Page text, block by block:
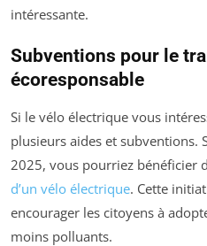
intéressante.
Subventions pour le
écoresponsable
Si le vélo électrique vous
plusieurs aides et subventions.
2025, vous pourriez bénéficier
d’un vélo électrique. Cette
encourager les citoyens à
moins polluants.